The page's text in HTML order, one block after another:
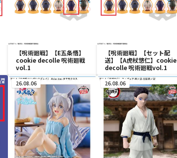
【呪術廻戦】【E五条悟】
cookie decolle 呪術廻戦
vol.1
【呪術廻戦】【セット配
送】【A虎杖悠仁】cookie
decolle 呪術廻戦vol.1
26.08.06 26.08.06